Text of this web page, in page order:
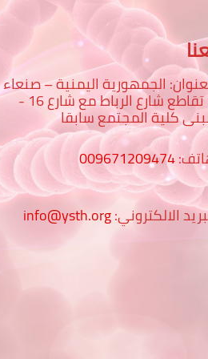
الجمهورية اليمنية – صنعاء
– تقاطع شارع الرباط مع شارع 16 -
كلية المجتمع سابقا
009671209474
الالكتروني:info@ysth.org